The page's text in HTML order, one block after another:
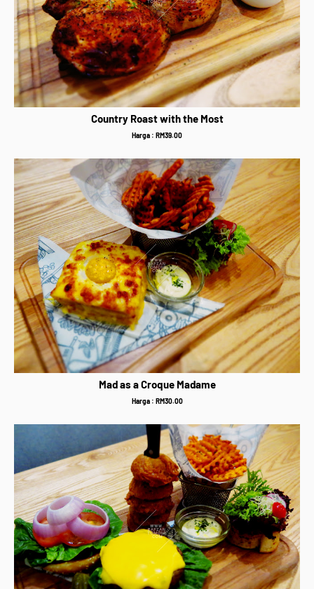
Country Roast with the Most
Harga : RM39.00
Mad as a Croque Madame
Harga : RM30.00